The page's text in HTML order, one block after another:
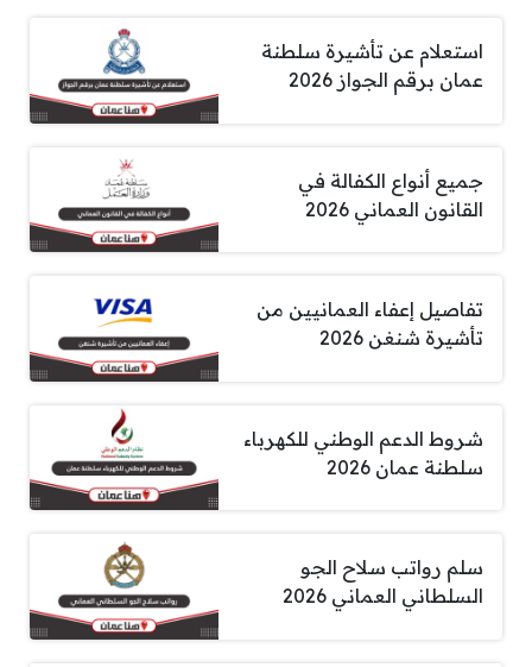
استعلام عن تأشيرة سلطنة
عمان برقم الجواز 2026
جميع أنواع الكفالة في
القانون العماني 2026
تفاصيل إعفاء العمانيين من
تأشيرة شنغن 2026
شروط الدعم الوطني للكهرباء
سلطنة عمان 2026
سلم رواتب سلاح الجو
السلطاني العماني 2026